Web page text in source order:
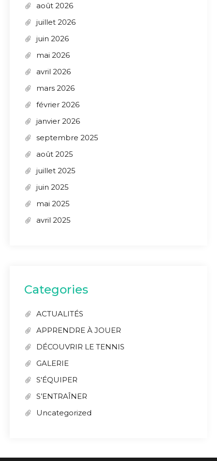
août 2026
juillet 2026
juin 2026
mai 2026
avril 2026
mars 2026
février 2026
janvier 2026
septembre 2025
août 2025
juillet 2025
juin 2025
mai 2025
avril 2025
Categories
ACTUALITÉS
APPRENDRE À JOUER
DÉCOUVRIR LE TENNIS
GALERIE
S'ÉQUIPER
S’ENTRAÎNER
Uncategorized